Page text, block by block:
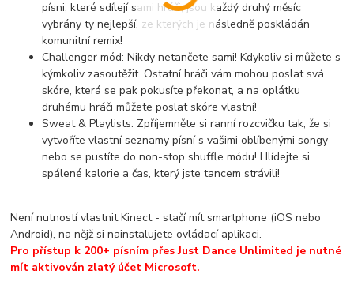
písni, které sdílejí sami hráči, jsou každý druhý měsíc
vybrány ty nejlepší, ze kterých je následně poskládán
komunitní remix!
Challenger mód: Nikdy netančete sami! Kdykoliv si můžete s
kýmkoliv zasoutěžit. Ostatní hráči vám mohou poslat svá
skóre, která se pak pokusíte překonat, a na oplátku
druhému hráči můžete poslat skóre vlastní!
Sweat & Playlists: Zpříjemněte si ranní rozcvičku tak, že si
vytvoříte vlastní seznamy písní s vašimi oblíbenými songy
nebo se pustíte do non-stop shuffle módu! Hlídejte si
spálené kalorie a čas, který jste tancem strávili!
Není nutností vlastnit Kinect - stačí mít smartphone (iOS nebo
Android), na nějž si nainstalujete ovládací aplikaci.
Pro přístup k 200+ písním přes Just Dance Unlimited je nutné
mít aktivován zlatý účet Microsoft.